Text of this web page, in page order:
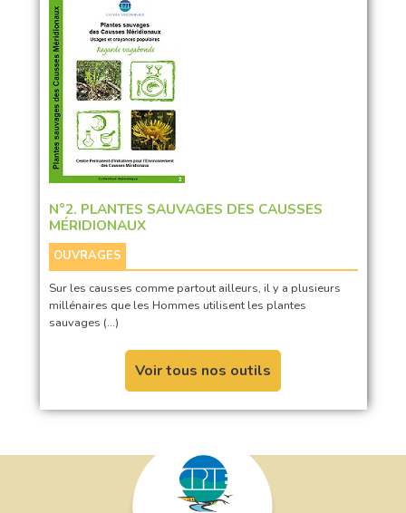
N°2. PLANTES SAUVAGES DES CAUSSES
MÉRIDIONAUX
OUVRAGES
Sur les causses comme partout ailleurs, il y a plusieurs
millénaires que les Hommes utilisent les plantes
sauvages (…)
Voir tous nos outils